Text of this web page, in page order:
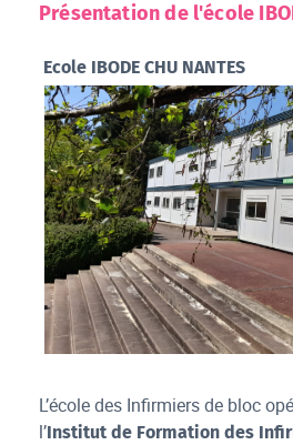
Présentation de l'école
Ecole IBODE CHU NANTES
L’école des Infirmiers de bloc
l’Institut de Formation des